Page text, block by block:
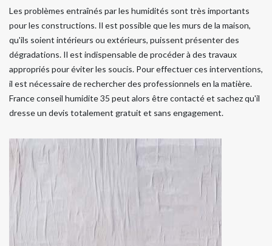
Les problèmes entraînés par les humidités sont très importants
pour les constructions. Il est possible que les murs de la maison,
qu'ils soient intérieurs ou extérieurs, puissent présenter des
dégradations. Il est indispensable de procéder à des travaux
appropriés pour éviter les soucis. Pour effectuer ces interventions,
il est nécessaire de rechercher des professionnels en la matière.
France conseil humidite 35 peut alors être contacté et sachez qu'il
dresse un devis totalement gratuit et sans engagement.